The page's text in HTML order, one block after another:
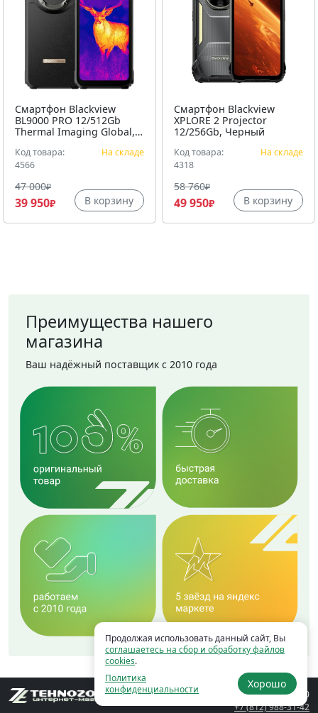
Смартфон Blackview
BL9000 PRO 12/512Gb
Thermal Imaging Global,
Код товара:
4566
На складе
47 000₽
39 950₽ В корзину
Смартфон Blackview
XPLORE 2 Projector
12/256Gb, Черный
Код товара:
4318
На складе
58 760₽
49 950₽ В корзину
Преимущества нашего
магазина
Ваш надёжный поставщик с 2010 года
Ежедневно11:00 – 21:00
+7 (812) 988-31-42
Продолжая использовать данный сайт, Вы
соглашаетесь на сбор и обработку файлов
cookies.
Политика
конфиденциальности
Хорошо